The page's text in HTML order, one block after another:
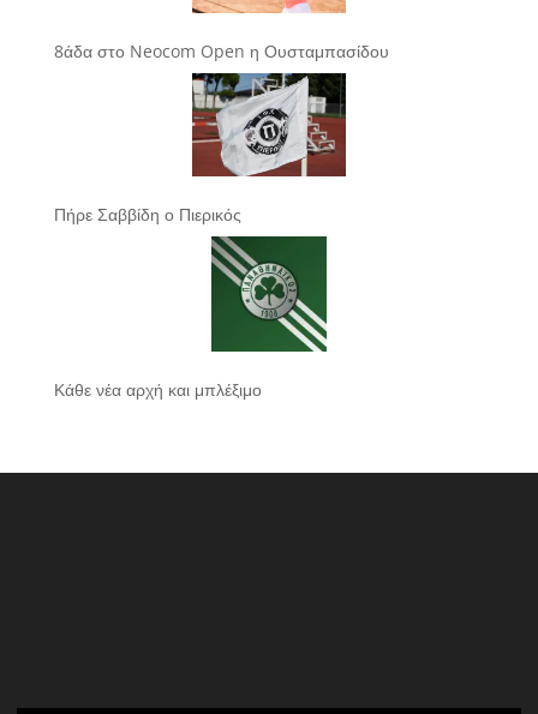
8άδα στο Neocom Open η Ουσταμπασίδου
Πήρε Σαββίδη ο Πιερικός
Κάθε νέα αρχή και μπλέξιμο